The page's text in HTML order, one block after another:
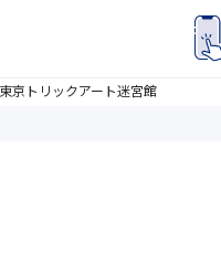
京トリックアート迷宮館